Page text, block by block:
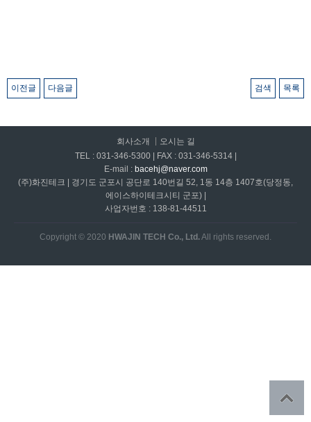
이전글 다음글 검색 목록
회사소개
오시는 길
TEL : 031-346-5300 | FAX : 031-346-5314 |
E-mail : bacehj@naver.com
(주)화진테크 | 경기도 군포시 공단로 140번길 52, 1동 14층 1407호(당정동,
에이스하이테크시티 군포) |
사업자번호 : 138-81-44511
Copyright © 2020 HWAJIN TECH Co., Ltd.All rights reserved.